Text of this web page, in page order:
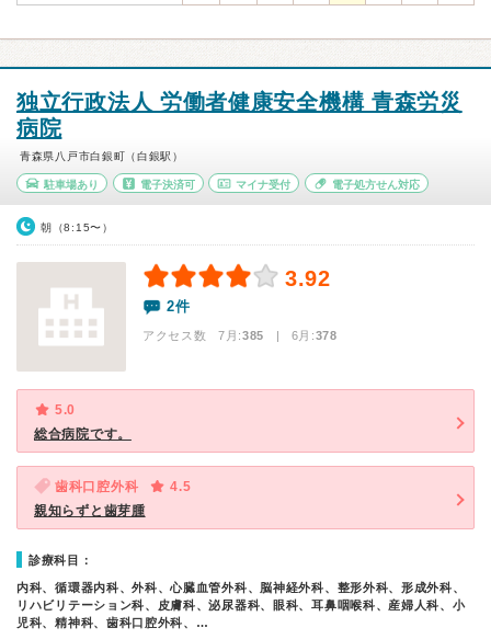
独立行政法人 労働者健康安全機構 青森労災
病院
青森県八戸市白銀町（白銀駅）
駐車場あり 電子決済可 マイナ受付 電子処方せん対応
朝（8:15〜）
3.92
2件
アクセス数 7月:385 | 6月:378
5.0
総合病院です。
歯科口腔外科
4.5
親知らずと歯芽腫
診療科目：
内科、循環器内科、外科、心臓血管外科、脳神経外科、整形外科、形成外科、
リハビリテーション科、皮膚科、泌尿器科、眼科、耳鼻咽喉科、産婦人科、小
児科、精神科、歯科口腔外科、…